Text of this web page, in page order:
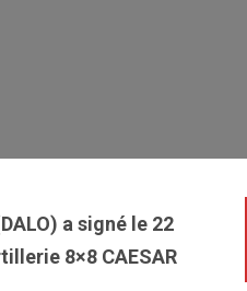
a signé le 22
8×8 CAESAR